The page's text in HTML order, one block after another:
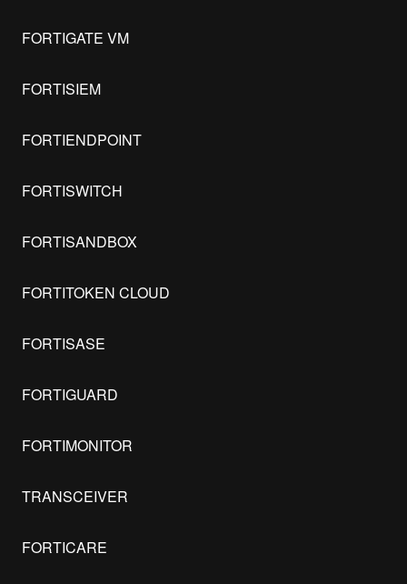
FORTIGATE VM
FORTISIEM
FORTIENDPOINT
FORTISWITCH
FORTISANDBOX
FORTITOKEN CLOUD
FORTISASE
FORTIGUARD
FORTIMONITOR
TRANSCEIVER
FORTICARE